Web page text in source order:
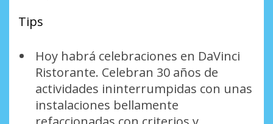
Tips
Hoy habrá celebraciones en DaVinci
Ristorante. Celebran 30 años de
actividades ininterrumpidas con unas
instalaciones bellamente